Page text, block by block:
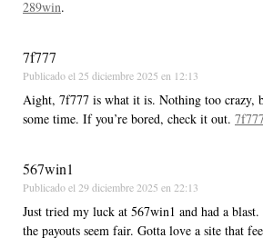
289win.
7f777
Publicado el 25 diciembre 2025 en 12:13
Aight, 7f777 is what it is. Nothing too crazy,
some time. If you’re bored, check it out.
567win1
Publicado el 29 diciembre 2025 en 22:13
Just tried my luck at 567win1 and had a blast.
the payouts seem fair. Gotta love a site that